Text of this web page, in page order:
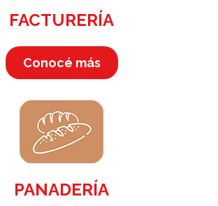
FACTURERÍA
Conocé más
PANADERÍA